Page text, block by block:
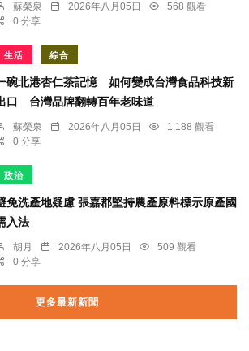
蘇榮泉 2026年八月05日
568 觀看
0 分享
生活 綜合
碗北港杏仁茶記憶 如何變成台灣食品科技新
口 台灣品牌翻轉百年老味道
蘇榮泉 2026年八月05日
1,188 觀看
0 分享
政治
免洗產地疑慮 張嘉郡堅持農產原料標示原產國
入法
胡月 2026年八月05日
509 觀看
0 分享
更多最新新聞